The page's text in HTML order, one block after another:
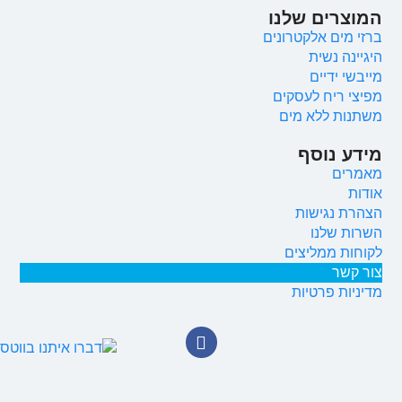
המוצרים שלנו
ברזי מים אלקטרונים
היגיינה נשית
מייבשי ידיים
מפיצי ריח לעסקים
משתנות ללא מים
מידע נוסף
מאמרים
אודות
הצהרת נגישות
השרות שלנו
לקוחות ממליצים
צור קשר
מדיניות פרטיות